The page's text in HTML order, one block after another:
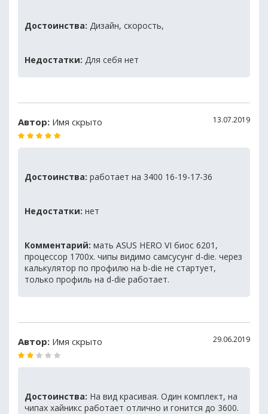
Достоинства: Дизайн, скорость,
Недостатки: Для себя нет
Автор: Имя скрыто 13.07.2019
Достоинства: работает на 3400 16-19-17-36
Недостатки: нет
Комментарий: мать ASUS HERO VI биос 6201,
процессор 1700x. чипы видимо самсусунг d-die. через
калькулятор по профилю на b-die не стартует,
только профиль на d-die работает.
Автор: Имя скрыто 29.06.2019
Достоинства: На вид красивая. Один комплект, на
чипах хайникс работает отлично и гонится до 3600.